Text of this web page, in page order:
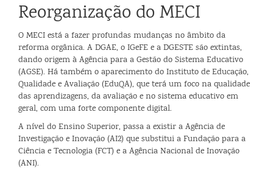
Reorganização do MECI
O MECI está a fazer profundas mudanças no âmbito da
reforma orgânica. A DGAE, o IGeFE e a DGESTE são extintas,
dando origem à Agência para a Gestão do Sistema Educativo
(AGSE). Há também o aparecimento do Instituto de Educação,
Qualidade e Avaliação (EduQA), que terá um foco na qualidade
das aprendizagens, da avaliação e no sistema educativo em
geral, com uma forte componente digital.
A nível do Ensino Superior, passa a existir a Agência de
Investigação e Inovação (AI2) que substitui a Fundação para a
Ciência e Tecnologia (FCT) e a Agência Nacional de Inovação
(ANI).